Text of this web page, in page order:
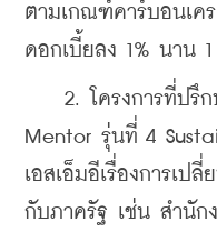
ตามเกณฑ์คาร์บอนเค
ดอกเบี้ยลง 1% นาน 1
2. โครงการที่ปรึกษ
Mentor รุ่นที่ 4
เอสเอ็มอีเรื่องการเป
กับภาครัฐ เช่น สำนัก